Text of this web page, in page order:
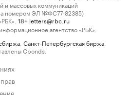
и массовых коммуникаций
номером ЭЛ №ФС77-82385)
18+ letters@rbc.ru
агентство «РБК».
Санкт-Петербургская биржа
Cbonds.